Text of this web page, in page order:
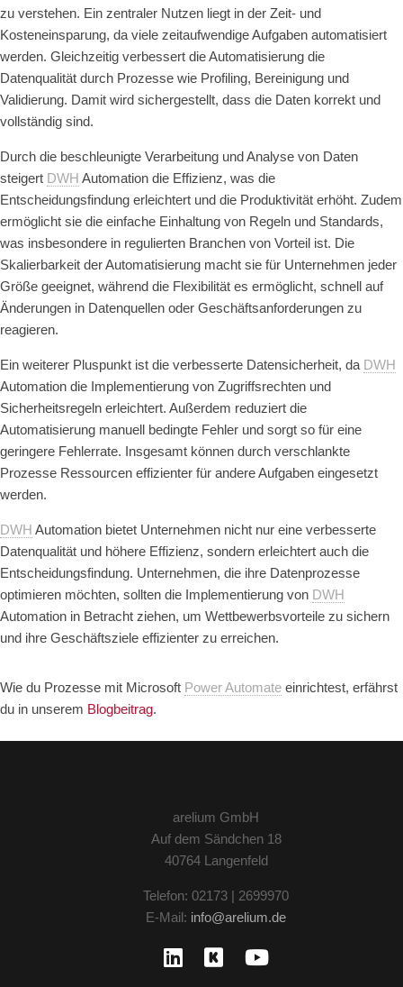
zu verstehen. Ein zentraler Nutzen liegt in der Zeit- und
Kosteneinsparung, da viele zeitaufwendige Aufgaben automatisiert
werden. Gleichzeitig verbessert die Automatisierung die
Datenqualität durch Prozesse wie Profiling, Bereinigung und
Validierung. Damit wird sichergestellt, dass die Daten korrekt und
vollständig sind.
Durch die beschleunigte Verarbeitung und Analyse von Daten
steigert DWH Automation die Effizienz, was die
Entscheidungsfindung erleichtert und die Produktivität erhöht. Zudem
ermöglicht sie die einfache Einhaltung von Regeln und Standards,
was insbesondere in regulierten Branchen von Vorteil ist. Die
Skalierbarkeit der Automatisierung macht sie für Unternehmen jeder
Größe geeignet, während die Flexibilität es ermöglicht, schnell auf
Änderungen in Datenquellen oder Geschäftsanforderungen zu
reagieren.
Ein weiterer Pluspunkt ist die verbesserte Datensicherheit, da DWH
Automation die Implementierung von Zugriffsrechten und
Sicherheitsregeln erleichtert. Außerdem reduziert die
Automatisierung manuell bedingte Fehler und sorgt so für eine
geringere Fehlerrate. Insgesamt können durch verschlankte
Prozesse Ressourcen effizienter für andere Aufgaben eingesetzt
werden.
DWH Automation bietet Unternehmen nicht nur eine verbesserte
Datenqualität und höhere Effizienz, sondern erleichtert auch die
Entscheidungsfindung. Unternehmen, die ihre Datenprozesse
optimieren möchten, sollten die Implementierung von DWH
Automation in Betracht ziehen, um Wettbewerbsvorteile zu sichern
und ihre Geschäftsziele effizienter zu erreichen.
Wie du Prozesse mit Microsoft Power Automate einrichtest, erfährst
du in unserem Blogbeitrag.
arelium GmbH
Auf dem Sändchen 18
40764 Langenfeld
Telefon: 02173 | 2699970
E-Mail: info@arelium.de